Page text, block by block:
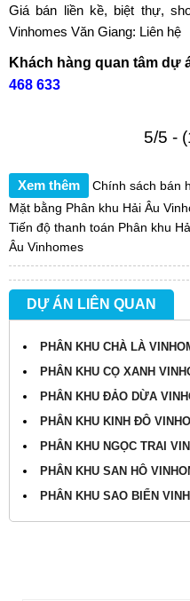
Giá bán liền kề, biệt thự,
Vinhomes Văn Giang: Liên hệ
Khách hàng quan tâm dự
468 633
5/5 -
Xem thêm Chính sách bán
Mặt bằng Phân khu Hải Âu
Tiến độ thanh toán Phân khu
Âu Vinhomes
DỰ ÁN LIÊN QUAN
PHÂN KHU CHÀ LÀ
PHÂN KHU CỌ XANH
PHÂN KHU ĐẢO DỪA
PHÂN KHU KINH ĐÔ
PHÂN KHU NGỌC TRAI
PHÂN KHU SAN HÔ
PHÂN KHU SAO BIỂN